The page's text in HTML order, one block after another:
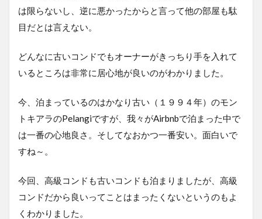
は限らないし、逆に悪かったからと言って他の部屋も駄
目だとは言えない。
どんなに古いコンドでもオーナーがきっちり手を入れて
いるところは非常に居心地が良いのがわかりました。
今、泊まっているのはかなり古い（１９９４年）のモン
トキアラのPelangiですが、我々がAirbnbで泊まった中で
は一番の心地良さ。そしてなおかつ一番安い。面白いで
すね～。
今回、高級コンドも古いコンドも泊まりましたが、高級
コンドだから良いってことはまったくないというのもよ
くわかりました。